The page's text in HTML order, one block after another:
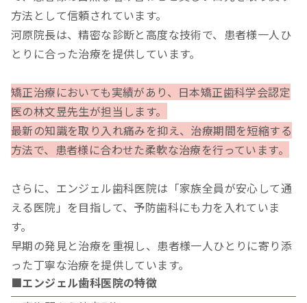
方法として信頼されています。
河原院長は、精密な診断と高度な技術で、患者様一人ひ
とりに合った治療を提供しています。
矯正治療においても実績があり、日本矯正歯科学会認定
医の林文昱先生が担当します。
最新の知識を取り入れ痛みを抑え、治療期間を短縮する
方法で、患者様に合わせた柔軟な治療を行っています。
さらに、エンジェル歯科医院は「家族全員が安心して通
える医院」を目指して、予防歯科にも力を入れていま
す。
早期の発見と治療を重視し、患者様一人ひとりに寄り添
った丁寧な治療を提供しています。
■エンジェル歯科医院の特徴